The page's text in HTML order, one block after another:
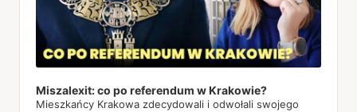
Miszalexit: co po referendum w Krakowie?
Mieszkańcy Krakowa zdecydowali i odwołali swojego